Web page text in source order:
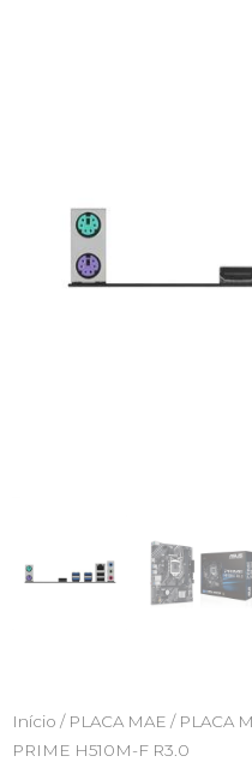
Início / PLACA MAE / PLACA
PRIME H510M-F R3.0